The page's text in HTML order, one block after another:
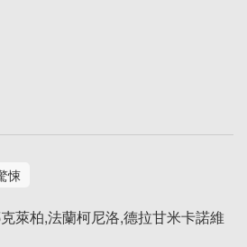
悚
萊柏,法蘭柯尼洛,德拉甘米卡諾維